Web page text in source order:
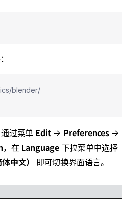
blender/
过菜单 Edit → Preferences →
，在 Language 下拉菜单中选择
中文） 即可切换界面语言。